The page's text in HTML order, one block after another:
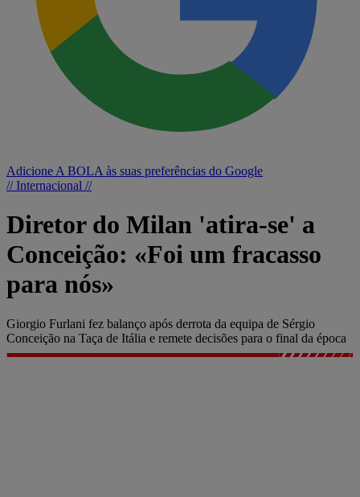
Adicione A BOLA às suas preferências do Google
// Internacional //
Diretor do Milan 'atira-se' a
Conceição: «Foi um fracasso
para nós»
Giorgio Furlani fez balanço após derrota da equipa de Sérgio
Conceição na Taça de Itália e remete decisões para o final da época